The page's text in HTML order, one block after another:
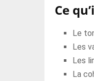
Ce
Le
Les
Les
La